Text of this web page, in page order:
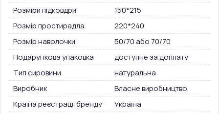
Розміри підковдри
150*215
Розмір простирадла
220*240
Розмір наволочки
50/70 або 70/70
Подарункова упаковка
доступне за доплату
Тип сировини
натуральна
Виробник
Власне виробництво
Країна реєстрації бренду
Україна